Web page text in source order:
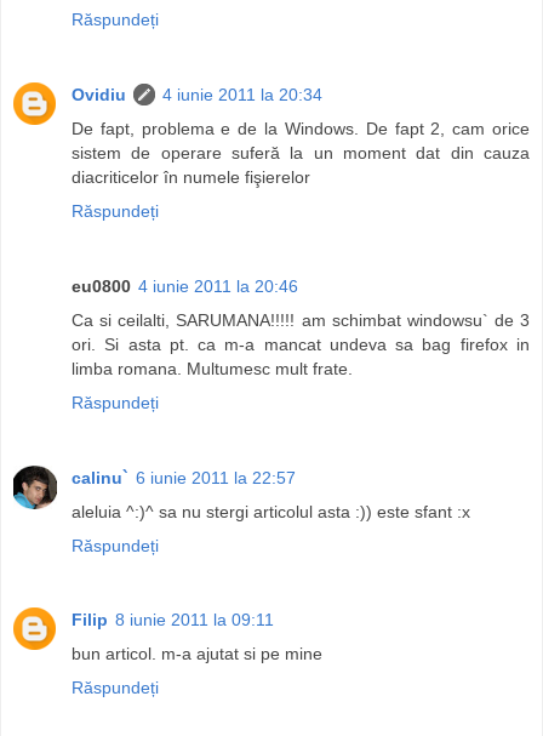
Răspundeți
Ovidiu
4 iunie 2011 la 20:34
De fapt, problema e de la Windows. De fapt 2, cam orice
sistem de operare suferă la un moment dat din cauza
diacriticelor în numele fişierelor
Răspundeți
eu0800 4 iunie 2011 la 20:46
Ca si ceilalti, SARUMANA!!!!! am schimbat windowsu` de 3
ori. Si asta pt. ca m-a mancat undeva sa bag firefox in
limba romana. Multumesc mult frate.
Răspundeți
calinu` 6 iunie 2011 la 22:57
aleluia ^:)^ sa nu stergi articolul asta :)) este sfant :x
Răspundeți
Filip 8 iunie 2011 la 09:11
bun articol. m-a ajutat si pe mine
Răspundeți